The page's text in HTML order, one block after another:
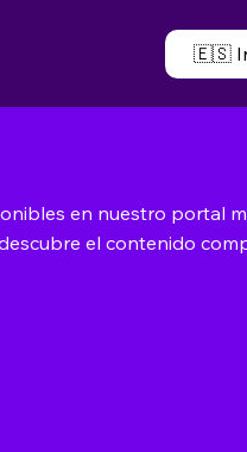
🇪🇸 Ir
en nuestro portal
el contenido